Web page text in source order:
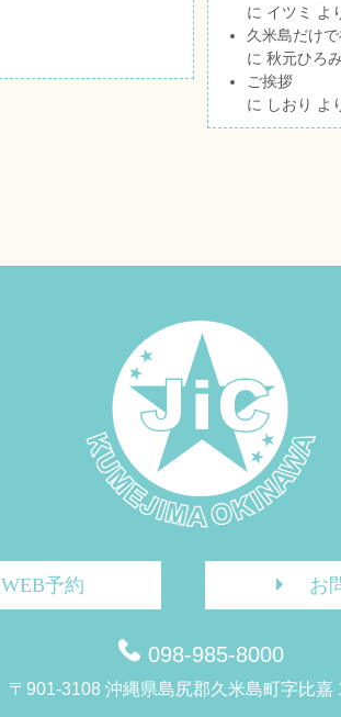
に イツミ
よ
久米島だけ
に 秋元ひろ
ご挨拶
に しおり よ
WEB予約 お
098-985-8000
〒901-3108 沖縄県島尻郡久米島町字比嘉